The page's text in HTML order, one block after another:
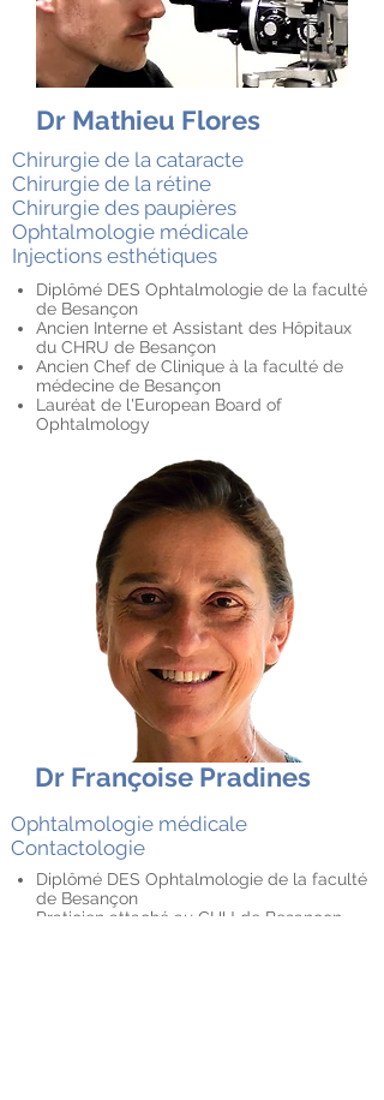
Dr Mathieu Flores
Chirurgie de la cataracte
Chirurgie de la rétine
Chirurgie des paupières
Ophtalmologie médicale
Injections esthétiques
Diplômé DES Ophtalmologie de la faculté
de Besançon
Ancien Interne et Assistant des Hôpitaux
du CHRU de Besançon
Ancien Chef de Clinique à la faculté de
médecine de Besançon
Lauréat de l'European Board of
Ophtalmology
Dr Françoise Pradines
Ophtalmologie médicale
Contactologie
Diplômé DES Ophtalmologie de la faculté
de Besançon
Praticien attaché au CHU de Besançon